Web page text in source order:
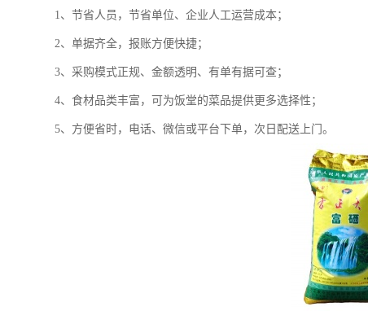
1、节省人员，节省单位、企业人工运营成本；
2、单据齐全，报账方便快捷；
3、采购模式正规、金额透明、有单有据可查；
4、食材品类丰富，可为饭堂的菜品提供更多选择性；
5、方便省时，电话、微信或平台下单，次日配送上门。